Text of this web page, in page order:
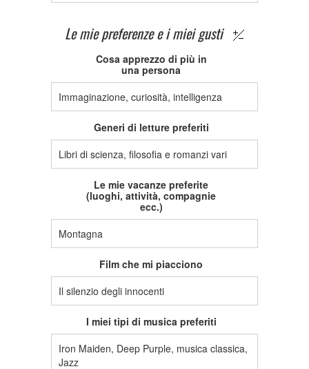
Le mie preferenze e i miei gusti
Cosa apprezzo di più in
una persona
Immaginazione, curiosità, intelligenza
Generi di letture preferiti
Libri di scienza, filosofia e romanzi vari
Le mie vacanze preferite
(luoghi, attività, compagnie
ecc.)
Montagna
Film che mi piacciono
Il silenzio degli innocenti
I miei tipi di musica preferiti
Iron Maiden, Deep Purple, musica classica,
Jazz